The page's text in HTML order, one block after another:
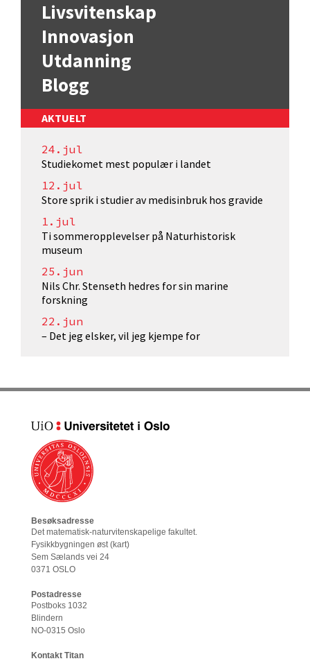
Livsvitenskap
Innovasjon
Utdanning
Blogg
AKTUELT
24.jul
Studiekomet mest populær i landet
12.jul
Store sprik i studier av medisinbruk hos gravide
1.jul
Ti sommeropplevelser på Naturhistorisk
museum
25.jun
Nils Chr. Stenseth hedres for sin marine
forskning
22.jun
– Det jeg elsker, vil jeg kjempe for
Besøksadresse
Det matematisk-naturvitenskapelige fakultet.
Fysikkbygningen øst (kart)
Sem Sælands vei 24
0371 OSLO
Postadresse
Postboks 1032
Blindern
NO-0315 Oslo
Kontakt Titan